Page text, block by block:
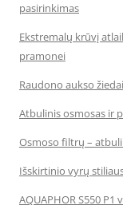
pasirinkimas
Ekstremalų krūvį
pramonei
Raudono aukso
Atbulinis osmosas ir
Osmoso filtrų –
Išskirtinio vyrų
AQUAPHOR S550